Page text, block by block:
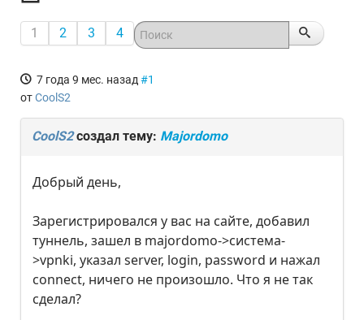
1 2 3 4
7 года 9 мес. назад #1
отCoolS2
CoolS2создал тему: Majordomo
Добрый день,
Зарегистрировался у вас на сайте, добавил
туннель, зашел в majordomo->система-
>vpnki, указал server, login, password и нажал
connect, ничего не произошло. Что я не так
сделал?